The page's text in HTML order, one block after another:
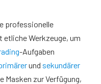
professionelle
etliche Werkzeuge, um
-Aufgaben
und sekundärer
zur Verfügung,